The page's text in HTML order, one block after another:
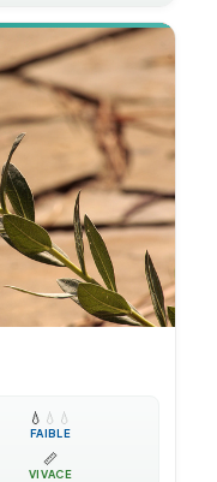
💧 💧 💧
FAIBLE
📏
VIVACE